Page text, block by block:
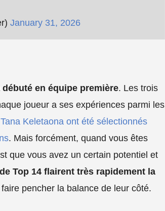
January 31, 2026
débuté en équipe première. Les trois
joueur a ses expériences parmi les
Keletaona ont été sélectionnés
. Mais forcément, quand vous êtes
que vous avez un certain potentiel et
Top 14 flairent très rapidement la
pencher la balance de leur côté.